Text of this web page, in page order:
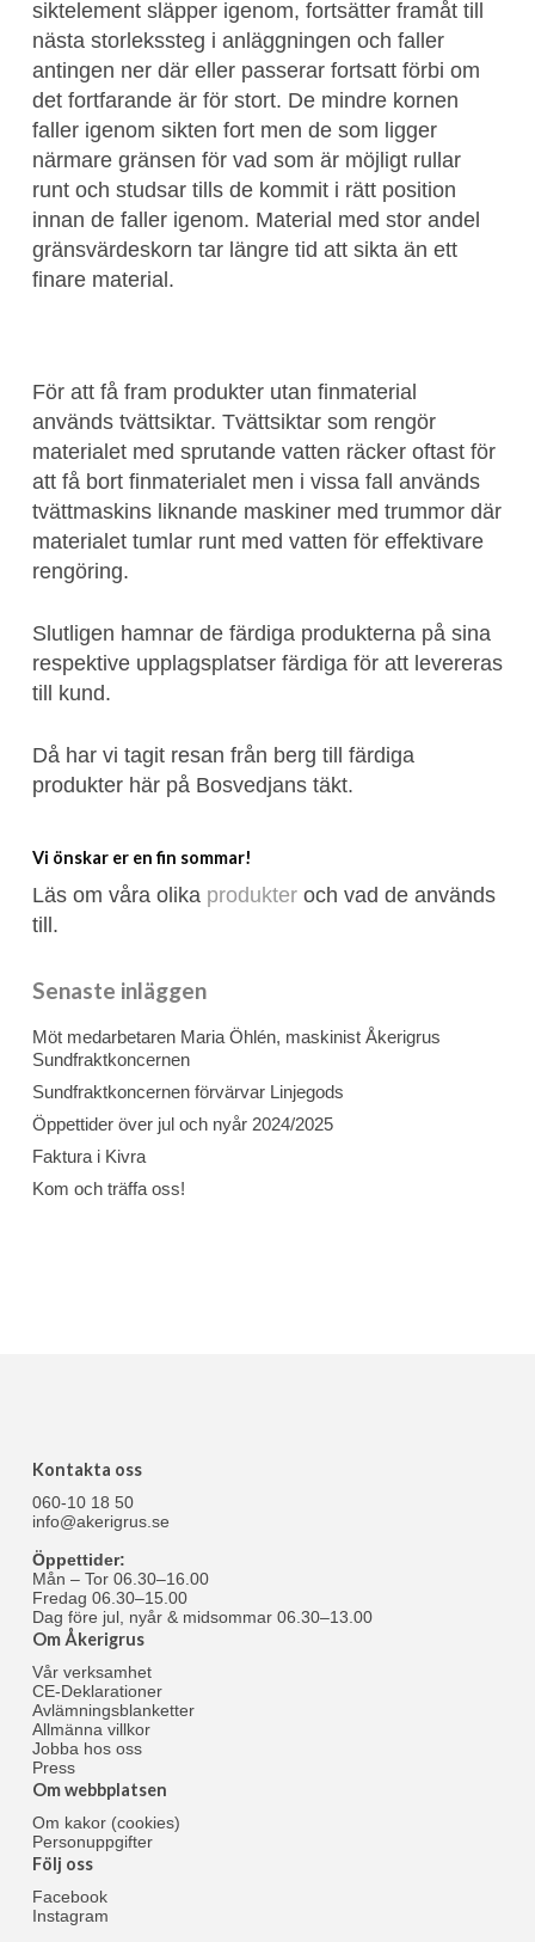
siktelement släpper igenom, fortsätter framåt till
nästa storlekssteg i anläggningen och faller
antingen ner där eller passerar fortsatt förbi om
det fortfarande är för stort. De mindre kornen
faller igenom sikten fort men de som ligger
närmare gränsen för vad som är möjligt rullar
runt och studsar tills de kommit i rätt position
innan de faller igenom. Material med stor andel
gränsvärdeskorn tar längre tid att sikta än ett
finare material.
För att få fram produkter utan finmaterial
används tvättsiktar. Tvättsiktar som rengör
materialet med sprutande vatten räcker oftast för
att få bort finmaterialet men i vissa fall används
tvättmaskins liknande maskiner med trummor där
materialet tumlar runt med vatten för effektivare
rengöring.
Slutligen hamnar de färdiga produkterna på sina
respektive upplagsplatser färdiga för att levereras
till kund.
Då har vi tagit resan från berg till färdiga
produkter här på Bosvedjans täkt.
Vi önskar er en fin sommar!
Läs om våra olika produkteroch vad de används
till.
Senaste inläggen
Möt medarbetaren Maria Öhlén, maskinist Åkerigrus
Sundfraktkoncernen
Sundfraktkoncernen förvärvar Linjegods
Öppettider över jul och nyår 2024/2025
Faktura i Kivra
Kom och träffa oss!
Kontakta oss
060-10 18 50
info@akerigrus.se
Öppettider:
Mån – Tor 06.30–16.00
Fredag 06.30–15.00
Dag före jul, nyår & midsommar 06.30–13.00
Om Åkerigrus
Vår verksamhet
CE-Deklarationer
Avlämningsblanketter
Allmänna villkor
Jobba hos oss
Press
Om webbplatsen
Om kakor (cookies)
Personuppgifter
Följ oss
Facebook
Instagram